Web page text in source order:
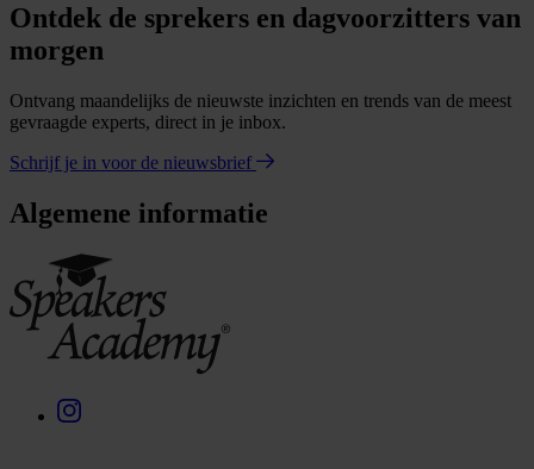
Ontdek de sprekers en dagvoorzitters van
morgen
Ontvang maandelijks de nieuwste inzichten en trends van de meest
gevraagde experts, direct in je inbox.
Schrijf je in voor de nieuwsbrief
Algemene informatie